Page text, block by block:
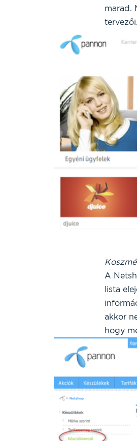
marad.
tervezői.
A
lista
akkor
hogy